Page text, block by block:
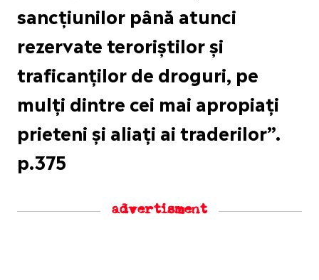
sancțiunilor până atunci
rezervate teroriștilor și
traficanților de droguri, pe
mulți dintre cei mai apropiați
prieteni și aliați ai traderilor”.
p.375
advertisment